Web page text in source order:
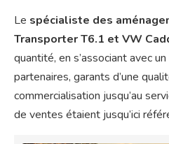
Le spécialiste des
Transporter T6.1 et VW
quantité, en s’associant avec
partenaires, garants d’une
commercialisation jusqu’au
de ventes étaient jusqu’ici